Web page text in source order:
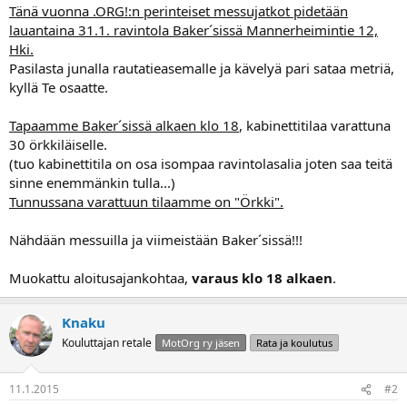
l
o
i
t
t
a
a
Tänä vuonna .ORG!:n perinteiset messujatkot pidetään
lauantaina 31.1. ravintola Baker´sissä Mannerheimintie 12,
Hki.
Pasilasta junalla rautatieasemalle ja kävelyä pari sataa metriä,
kyllä Te osaatte.
Tapaamme Baker´sissä alkaen klo 18, kabinettitilaa varattuna
30 örkkiläiselle.
(tuo kabinettitila on osa isompaa ravintolasalia joten saa teitä
sinne enemmänkin tulla...)
Tunnussana varattuun tilaamme on "Örkki".
Nähdään messuilla ja viimeistään Baker´sissä!!!
Muokattu aloitusajankohtaa, varaus klo 18 alkaen.
Knaku
Kouluttajan retale MotOrg ry jäsen Rata ja koulutus
11.1.2015 #2